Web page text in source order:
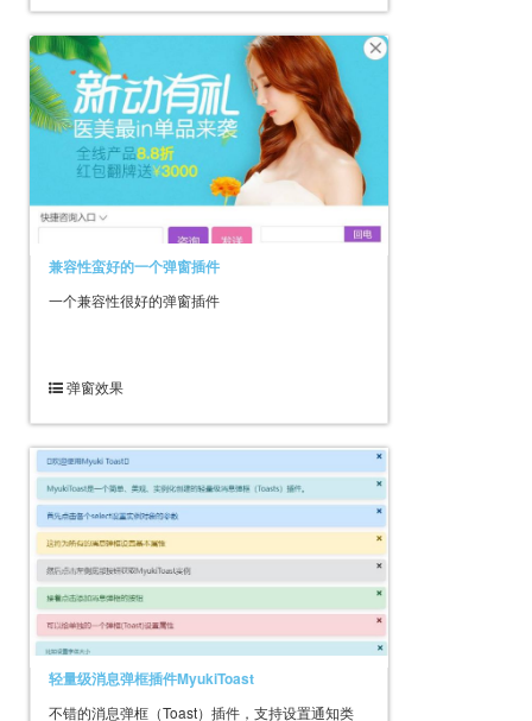
兼容性蛮好的一个弹窗插件
一个兼容性很好的弹窗插件
弹窗效果
轻量级消息弹框插件MyukiToast
不错的消息弹框（Toast）插件，支持设置通知类